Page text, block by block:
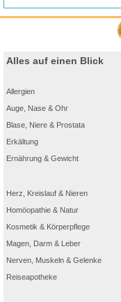
Alles auf einen Blick
Allergien
Auge, Nase & Ohr
Blase, Niere & Prostata
Erkältung
Ernährung & Gewicht
Herz, Kreislauf & Nieren
Homöopathie & Natur
Kosmetik & Körperpflege
Magen, Darm & Leber
Nerven, Muskeln & Gelenke
Reiseapotheke